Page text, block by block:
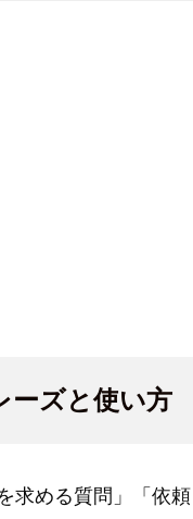
ーズと使い方
求める質問」「依